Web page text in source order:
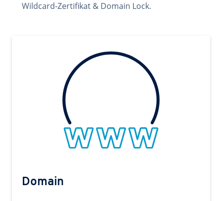
Wildcard-Zertifikat & Domain Lock.
Domain